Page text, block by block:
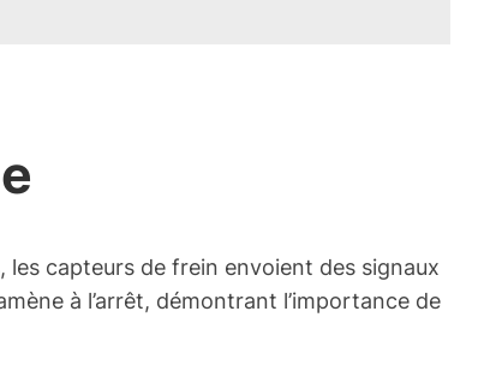
capteurs de frein envoient des signaux
à l’arrêt, démontrant l’importance de